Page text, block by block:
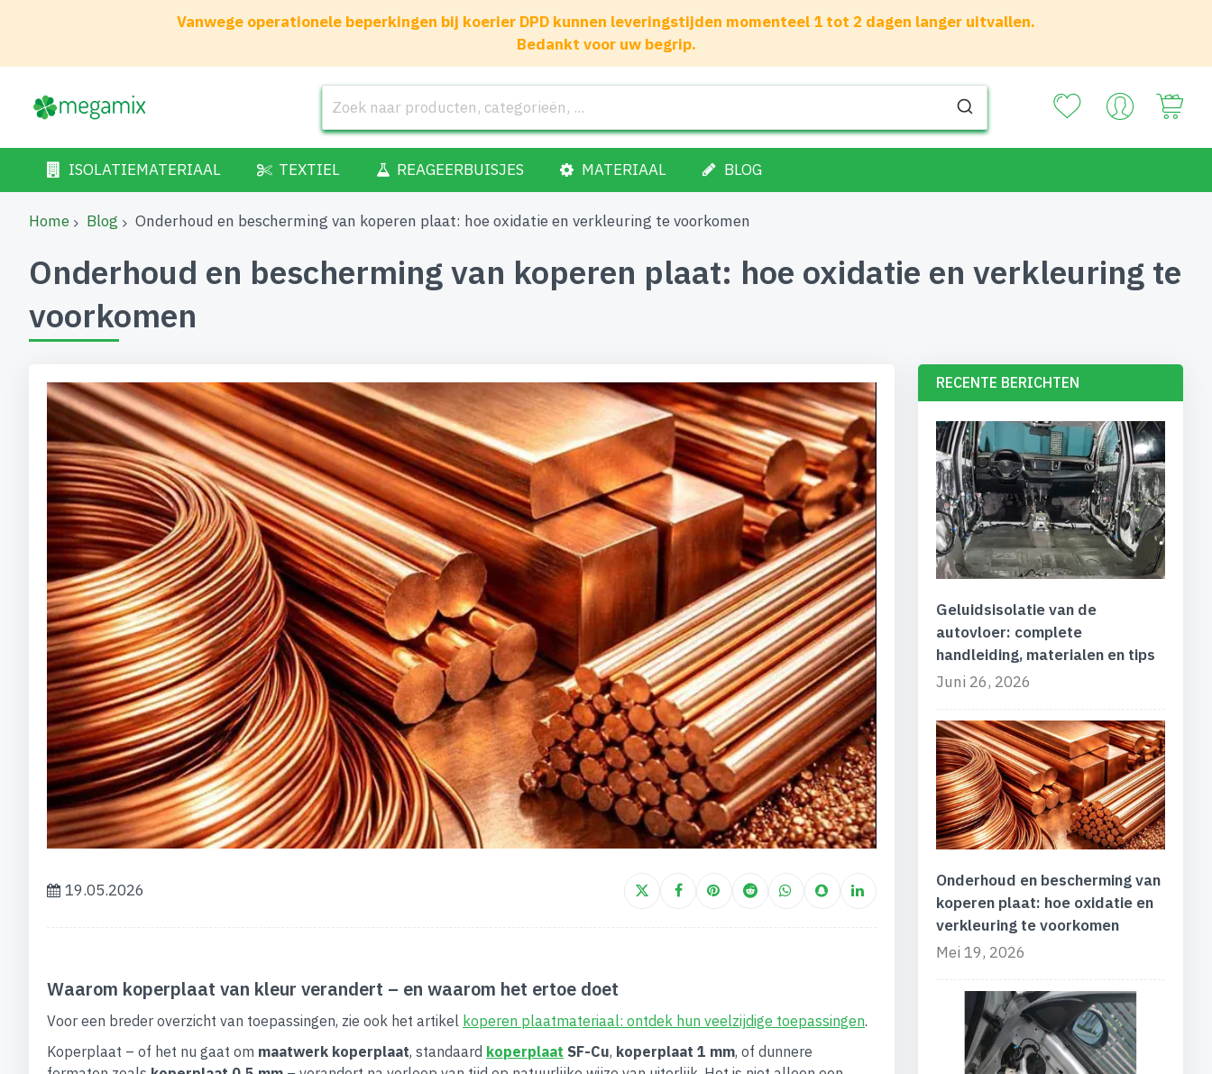
Vanwege operationele beperkingen bij koerier DPD kunnen leveringstijden momenteel 1 tot 2 dagen langer uitvallen.
Bedankt voor uw begrip.
ISOLATIEMATERIAAL TEXTIEL REAGEERBUISJES MATERIAAL BLOG
Home Blog Onderhoud en bescherming van koperen plaat: hoe oxidatie en verkleuring te voorkomen
Onderhoud en bescherming van koperen plaat: hoe oxidatie en verkleuring te
voorkomen
19.05.2026
Waarom koperplaat van kleur verandert – en waarom het ertoe doet
Voor een breder overzicht van toepassingen, zie ook het artikel koperen plaatmateriaal: ontdek hun veelzijdige toepassingen.
Koperplaat – of het nu gaat om maatwerk koperplaat, standaard koperplaat SF-Cu, koperplaat 1 mm, of dunnere
RECENTE BERICHTEN
Geluidsisolatie van de
autovloer: complete
handleiding, materialen en tips
Juni 26, 2026
Onderhoud en bescherming van
koperen plaat: hoe oxidatie en
verkleuring te voorkomen
Mei 19, 2026